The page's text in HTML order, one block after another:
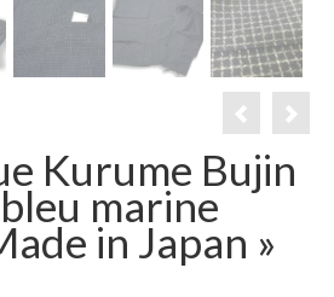
Kurume Bujin
marine
in Japan »